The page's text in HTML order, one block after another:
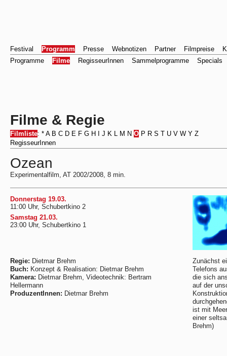
Festival Programm Presse Webnotizen Partner Filmpreise
Programme
Filme RegisseurInnen Sammelprogramme Specials
Filme & Regie
Filmliste: * A B C D E F G H J K L M N O P R S T U V W Y Z
RegisseurInnen
Ozean
Experimentalfilm, AT 2002/2008, 8 min.
Donnerstag 19.03.
11:00 Uhr, Schubertkino 2
Samstag 21.03.
23:00 Uhr, Schubertkino 1
Regie: Dietmar Brehm
Buch: Konzept & Realisation: Dietmar Brehm
Kamera: Dietmar Brehm, Videotechnik: Bertram
Hellermann
ProduzentInnen: Dietmar Brehm
Zunächst
Telefons
die sich
auf der
ist mit
einer
Brehm)